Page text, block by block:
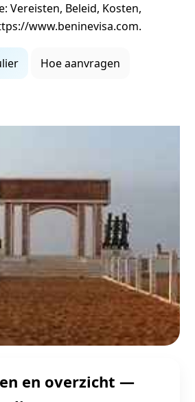
Vereisten, Beleid, Kosten,
www.beninevisa.com.
Hoe aanvragen
en overzicht —